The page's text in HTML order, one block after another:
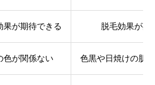
果が期待できる 脱毛効果が期
色が関係ない 色黒や日焼けの肌